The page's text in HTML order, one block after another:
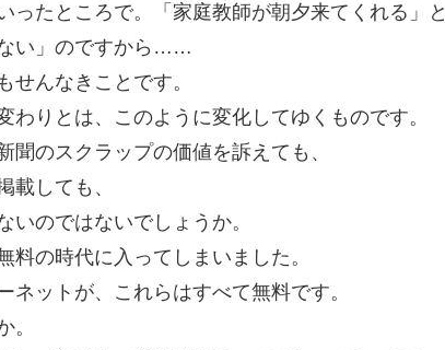
ったところで。「家庭教師が朝夕来てくれる」と
い」のですから……
せんなきことです。
わりとは、このように変化してゆくものです。
のスクラップの価値を訴えても、
載しても、
いのではないでしょうか。
の時代に入ってしまいました。
ネットが、これらはすべて無料です。
。